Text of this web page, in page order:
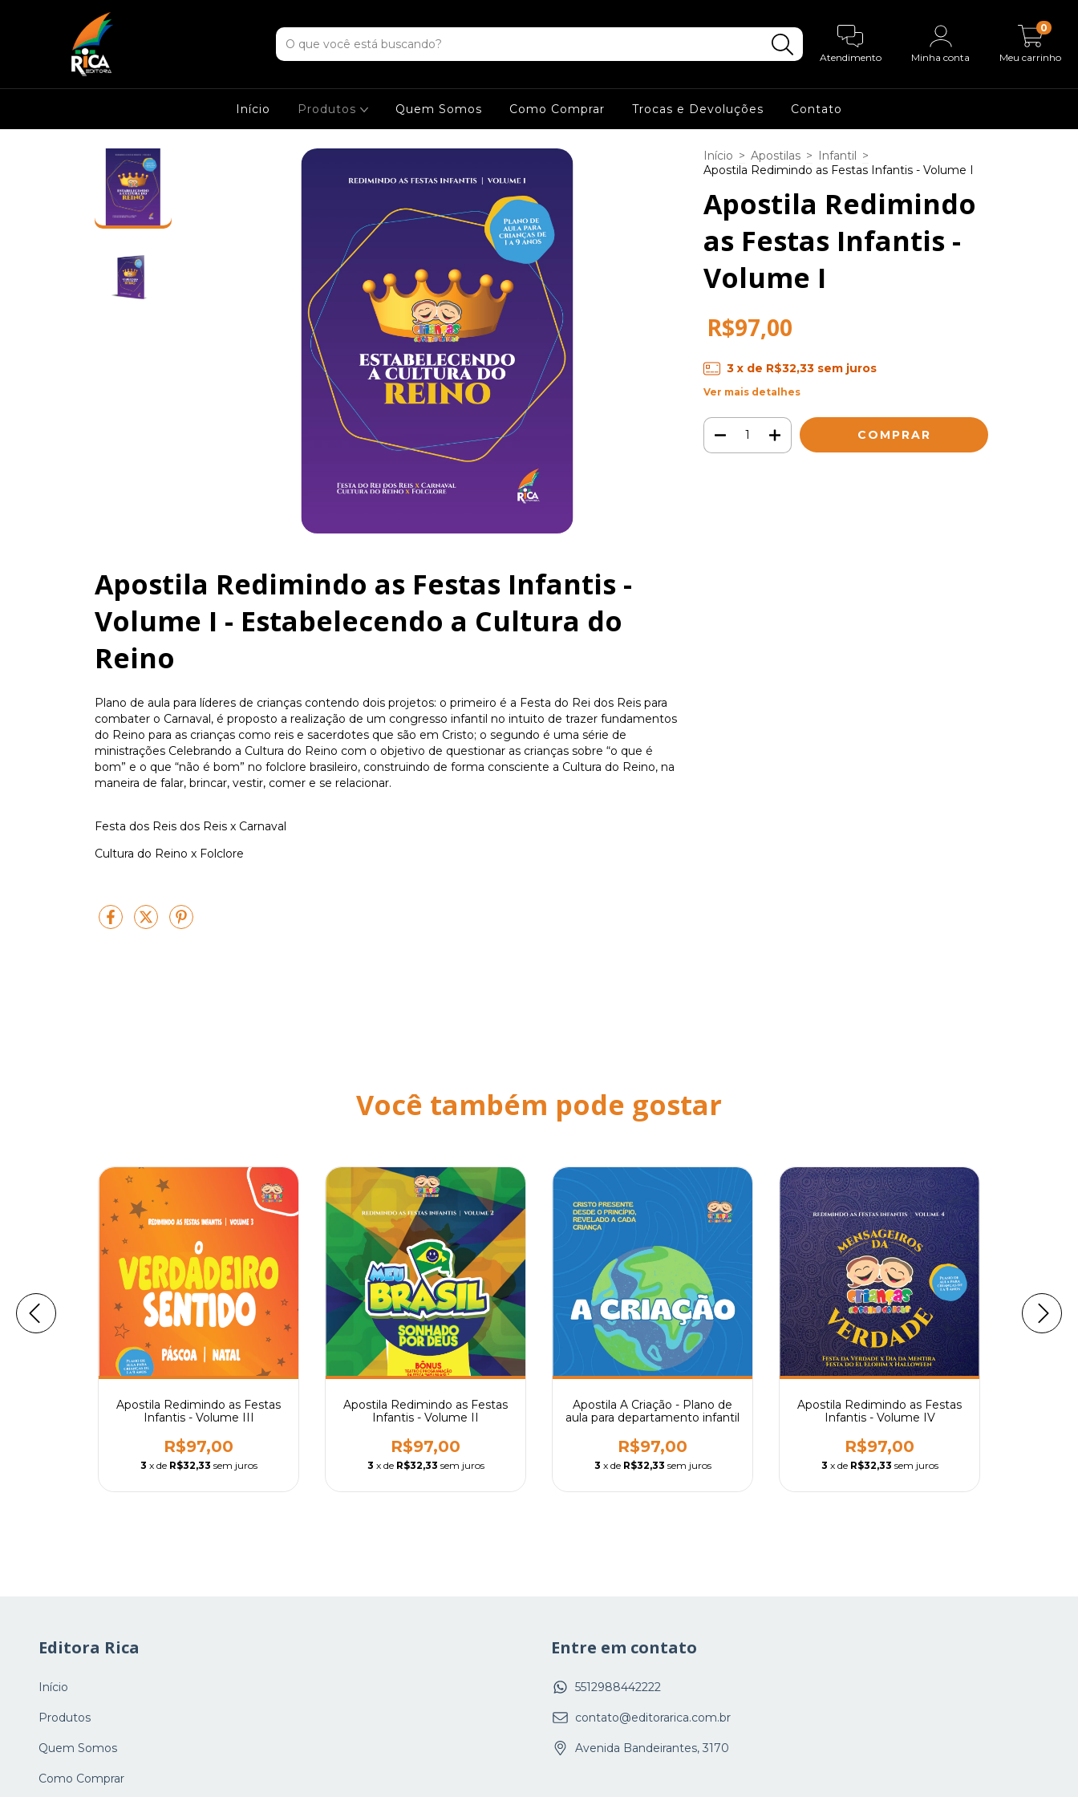
Atendimento Minha conta Meu carrinho
0
Início Produtos Quem Somos Como Comprar Trocas e Devoluções Contato
Apostila Redimindo as Festas Infantis -
Volume I - Estabelecendo a Cultura do
Reino
Plano de aula para líderes de crianças contendo dois projetos: o primeiro é a Festa do Rei dos Reis para
combater o Carnaval, é proposto a realização de um congresso infantil no intuito de trazer fundamentos
do Reino para as crianças como reis e sacerdotes que são em Cristo; o segundo é uma série de
ministrações Celebrando a Cultura do Reino com o objetivo de questionar as crianças sobre “o que é
bom” e o que “não é bom” no folclore brasileiro, construindo de forma consciente a Cultura do Reino, na
maneira de falar, brincar, vestir, comer e se relacionar.
Festa dos Reis dos Reis x Carnaval
Cultura do Reino x Folclore
Início > Apostilas > Infantil >
Apostila Redimindo as Festas Infantis - Volume I
Apostila Redimindo
as Festas Infantis -
Volume I
R$97,00
3 x de R$32,33 sem juros
Ver mais detalhes
Você também pode gostar
Apostila Redimindo as Festas
Infantis - Volume III
R$97,00
3 x de R$32,33 sem juros
Apostila Redimindo as Festas
Infantis - Volume II
R$97,00
3 x de R$32,33 sem juros
Apostila A Criação - Plano de
aula para departamento infantil
R$97,00
3 x de R$32,33 sem juros
Apostila Redimindo as Festas
Infantis - Volume IV
R$97,00
3 x de R$32,33 sem juros
Editora Rica
Início
Produtos
Quem Somos
Como Comprar
Entre em contato
5512988442222
contato@editorarica.com.br
Avenida Bandeirantes, 3170